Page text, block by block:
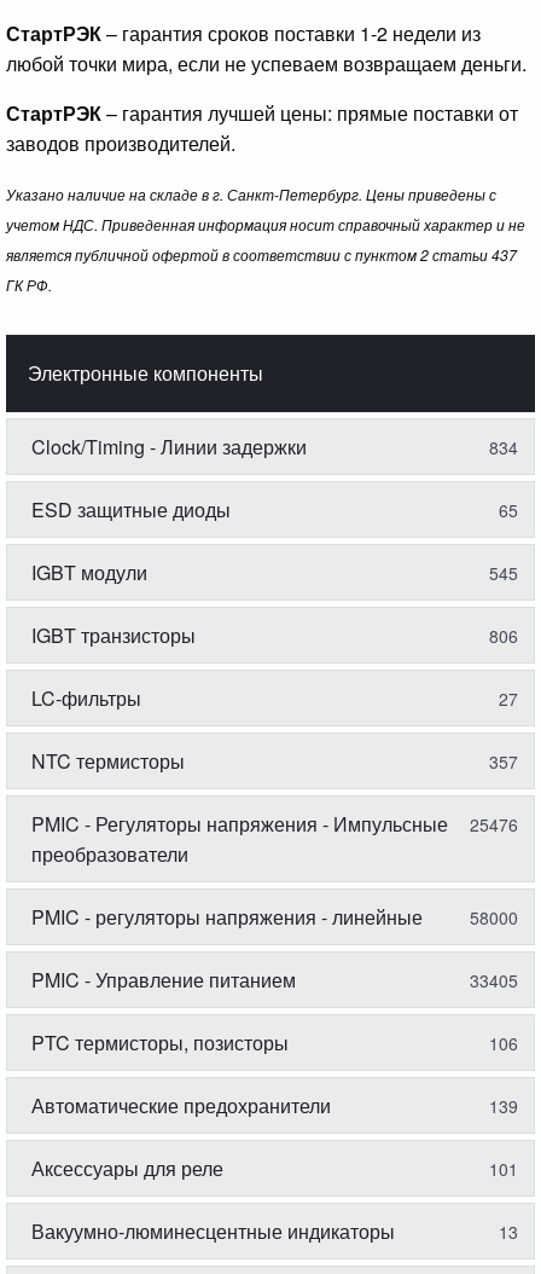
СтартРЭК– гарантия сроков поставки 1-2 недели из
любой точки мира, если не успеваем возвращаем деньги.
СтартРЭК– гарантия лучшей цены: прямые поставки от
заводов производителей.
Указано наличие на складе в г. Санкт-Петербург. Цены приведены с
учетом НДС. Приведенная информация носит справочный характер и не
является публичной офертой в соответствии с пунктом 2 статьи 437
ГК РФ.
Электронные компоненты
Clock/Timing - Линии задержки 834
ESD защитные диоды 65
IGBT модули 545
IGBT транзисторы 806
LC-фильтры 27
NTC термисторы 357
PMIC - Регуляторы напряжения - Импульсные
преобразователи
25476
PMIC - регуляторы напряжения - линейные 58000
PMIC - Управление питанием 33405
PTC термисторы, позисторы 106
Автоматические предохранители 139
Аксессуары для реле 101
Вакуумно-люминесцентные индикаторы 13